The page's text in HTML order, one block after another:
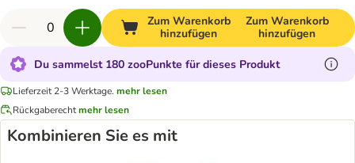
Zum Warenkorb
hinzufügen
Zum Warenkorb
hinzufügen
Du sammelst 180 zooPunkte für dieses Produkt
Lieferzeit 2-3 Werktage. mehr lesen
Rückgaberechtmehr lesen
Kombinieren Sie es mit